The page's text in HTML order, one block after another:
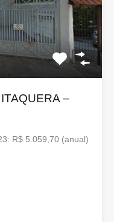
–
R$ 5.059,70 (anual)